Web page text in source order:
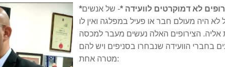
*- של אנשים
לא היה מעולם חבר או פעיל במפלגה ואין לו
אליה. הצירופים האלה נעשים מעבר למכסה
בחברי הוועידה שנבחרו בסניפים ויש להם
מטרה אחת: